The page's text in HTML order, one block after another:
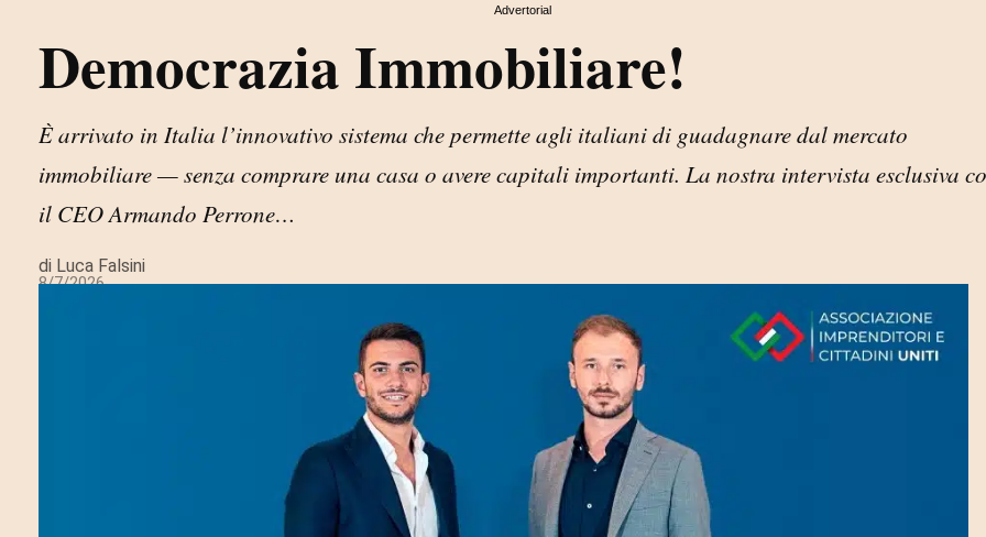
Advertorial
Democrazia Immobiliare!
È arrivato in Italia l’innovativo sistema che permette agli italiani di guadagnare dal mercato
immobiliare — senza comprare una casa o avere capitali importanti. La nostra intervista esclusiva
il CEO Armando Perrone…
di Luca Falsini
8/7/2026